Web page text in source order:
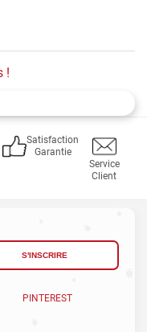
!
Satisfaction
Garantie
Service
Client
S'INSCRIRE
PINTEREST